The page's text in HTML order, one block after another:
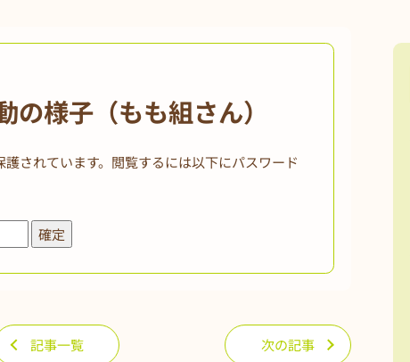
様子（もも組さん）
されています。閲覧するには以下にパスワード
記事一覧 次の記事